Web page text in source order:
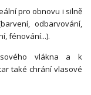
pro obnovu i silně
odbarvování,
fénování...).
vlákna a k
také chrání vlasové